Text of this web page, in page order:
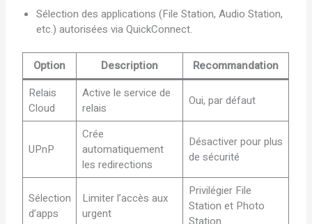
Sélection des applications (File Station, Audio Station,
etc.) autorisées via QuickConnect.
Option Description
Recommandation
Relais
Cloud
Active le service de
relais
Oui, par défaut
UPnP
Crée
automatiquement
les redirections
Désactiver pour plus
de sécurité
Sélection
d’apps
Limiter l’accès aux
urgent
Privilégier File
Station et Photo